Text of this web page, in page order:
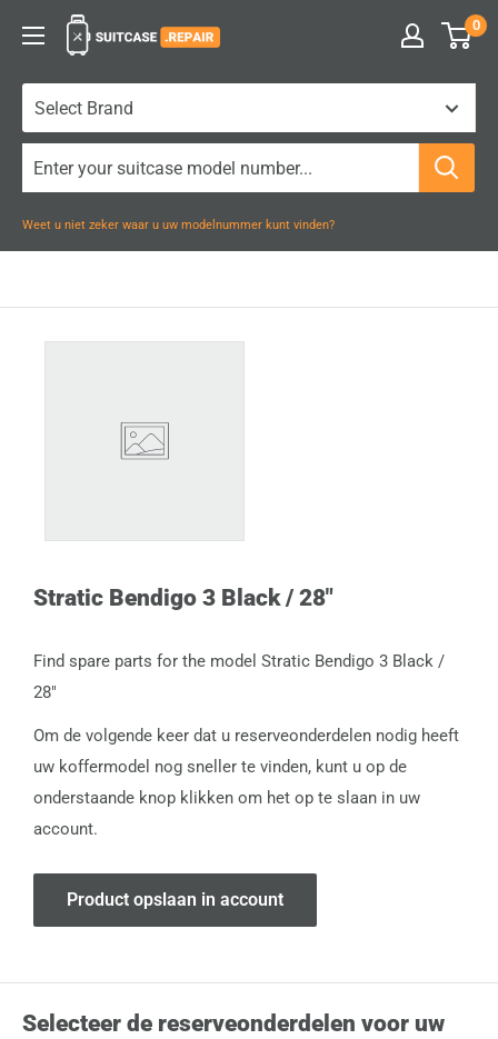
inhoud
Suitcase.Repair 0
Weet u niet zeker waar u uw modelnummer kunt vinden?
Stratic Bendigo 3 Black / 28"
Find spare parts for the model Stratic Bendigo 3 Black /
28"
Om de volgende keer dat u reserveonderdelen nodig heeft
uw koffermodel nog sneller te vinden, kunt u op de
onderstaande knop klikken om het op te slaan in uw
account.
Product opslaan in account
Selecteer de reserveonderdelen voor uw